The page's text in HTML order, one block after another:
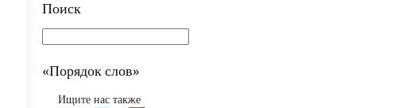
Поиск
«Порядок слов»
Ищите нас также